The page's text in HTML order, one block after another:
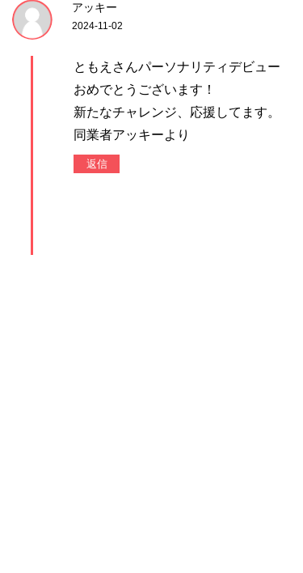
アッキー
2024-11-02
ともえさんパーソナリティデビュー
おめでとうございます！
新たなチャレンジ、応援してます。
同業者アッキーより
返信